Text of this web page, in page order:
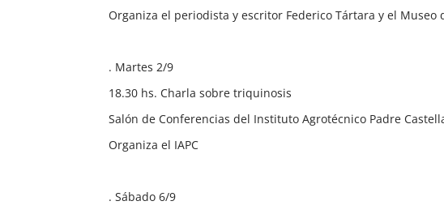
Organiza el periodista y escritor Federico Tártara y el
. Martes 2/9
18.30 hs. Charla sobre triquinosis
Salón de Conferencias del Instituto Agrotécnico Padre
Organiza el IAPC
. Sábado 6/9